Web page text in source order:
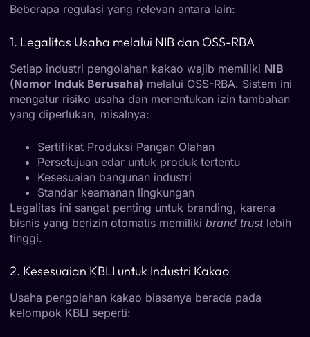
Beberapa regulasi yang relevan antara lain:
1. Legalitas Usaha melalui NIB dan OSS-RBA
Setiap industri pengolahan kakao wajib memiliki NIB
(Nomor Induk Berusaha) melalui OSS-RBA. Sistem ini
mengatur risiko usaha dan menentukan izin tambahan
yang diperlukan, misalnya:
Sertifikat Produksi Pangan Olahan
Persetujuan edar untuk produk tertentu
Kesesuaian bangunan industri
Standar keamanan lingkungan
Legalitas ini sangat penting untuk branding, karena
bisnis yang berizin otomatis memiliki brand trustlebih
tinggi.
2. Kesesuaian KBLI untuk Industri Kakao
Usaha pengolahan kakao biasanya berada pada
kelompok KBLI seperti: